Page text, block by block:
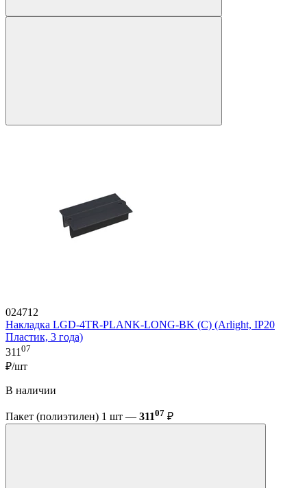
024712
Накладка LGD-4TR-PLANK-LONG-BK (C) (Arlight, IP20
Пластик, 3 года)
311 07
₽/шт
В наличии
Пакет (полиэтилен) 1 шт — 31107 ₽